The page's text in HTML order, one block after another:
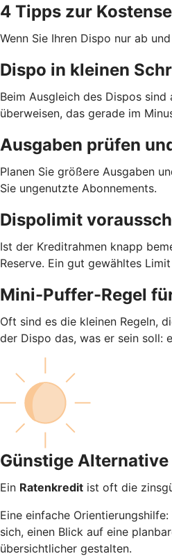
4 Tipps zur
Wenn Sie Ihren Dispo nur ab
Dispo in kleinen
Beim Ausgleich des Dispos
überweisen, das gerade im
Ausgaben prüfen
Planen Sie größere Ausgaben
Sie ungenutzte Abonnements.
Dispolimit
Ist der Kreditrahmen knapp
Reserve. Ein gut gewähltes
Mini-Puffer-Regel
Oft sind es die kleinen Regeln,
der Dispo das, was er sein soll:
Günstige
Ein Ratenkredit ist oft die
Eine einfache
sich, einen Blick auf eine
übersichtlicher gestalten.